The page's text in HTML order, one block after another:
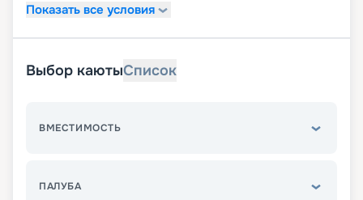
Показать все условия
Выбор каютыСписок
ВМЕСТИМОСТЬ
ПАЛУБА